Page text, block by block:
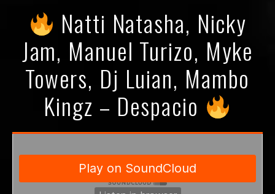
Natti Natasha, Nicky
Jam, Manuel Turizo, Myke
Towers, Dj Luian, Mambo
Kingz – Despacio